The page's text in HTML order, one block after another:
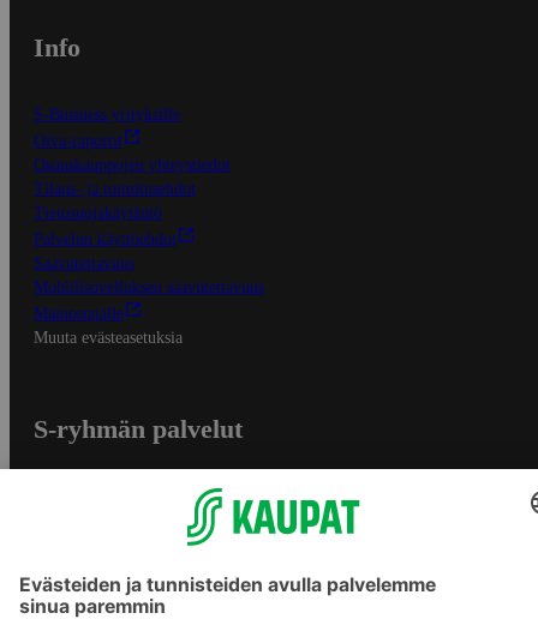
Info
S-Business yrityksille
Oiva-raportit
Osuuskauppojen yhteystiedot
Tilaus- ja toimitusehdot
Tietosuojakäytäntö
Palvelun käyttöehdot
Saavutettavuus
Mobiilisovelluksen saavutettavuus
Mainostajalle
Muuta evästeasetuksia
S-ryhmän palvelut
Yhteishyvä Ruoka -sovellus
S-ostoslista -sovellus
Prisma.fi